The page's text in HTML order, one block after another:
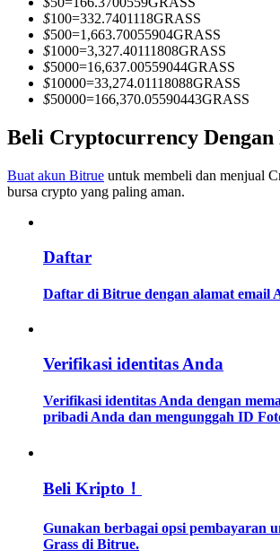
Analisis data besar termasuk info
Panduan Pemula Berjangka
Strategi perdagangan
$100=332.7401118GRASS
$500=1,663.70055904GRASS
$1000=3,327.40111808GRASS
$5000=16,637.00559044GRASS
$10000=33,274.01118088GRASS
$50000=166,370.05590443GRASS
Beli Cryptocurrency
Buat akun Bitrue untuk membeli dan menjual
bursa crypto yang paling aman.
Daftar
Daftar di Bitrue dengan alamat email
Verifikasi identitas Anda
Verifikasi identitas Anda dengan
pribadi Anda dan mengunggah ID
Beli Kripto！
Gunakan berbagai opsi pembayaran
Grass di Bitrue.